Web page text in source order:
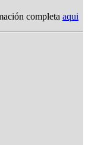
completa aqui